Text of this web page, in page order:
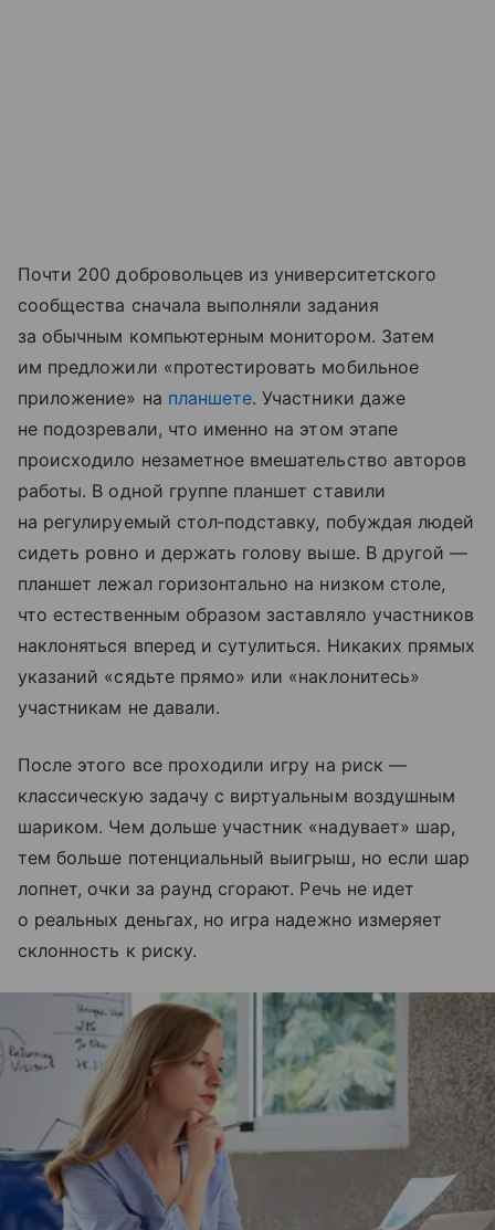
Почти 200 добровольцев из университетского
сообщества сначала выполняли задания
за обычным компьютерным монитором. Затем
им предложили «протестировать мобильное
приложение» на планшете. Участники даже
не подозревали, что именно на этом этапе
происходило незаметное вмешательство авторов
работы. В одной группе планшет ставили
на регулируемый стол‑подставку, побуждая людей
сидеть ровно и держать голову выше. В другой —
планшет лежал горизонтально на низком столе,
что естественным образом заставляло участников
наклоняться вперед и сутулиться. Никаких прямых
указаний «сядьте прямо» или «наклонитесь»
участникам не давали.
После этого все проходили игру на риск —
классическую задачу с виртуальным воздушным
шариком. Чем дольше участник «надувает» шар,
тем больше потенциальный выигрыш, но если шар
лопнет, очки за раунд сгорают. Речь не идет
о реальных деньгах, но игра надежно измеряет
склонность к риску.